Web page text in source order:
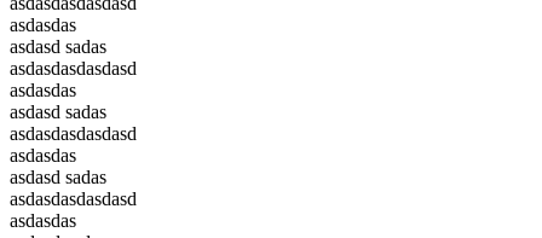
asdasdas
asdasd sadas
asdasdasdasdasd
asdasdas
asdasd sadas
asdasdasdasdasd
asdasdas
asdasd sadas
asdasdasdasdasd
asdasdas